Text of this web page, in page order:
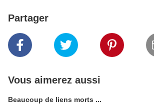
Partager
Vous aimerez aussi
Beaucoup de liens morts ...